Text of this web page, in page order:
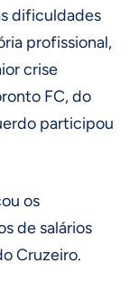
dificuldades
profissional,
crise
FC, do
participou
os
de salários
Cruzeiro.